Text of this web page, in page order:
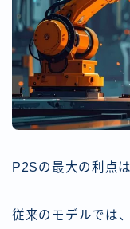
P2Sの最大の利点
従来のモデルでは